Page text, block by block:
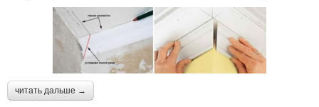
читать дальше →